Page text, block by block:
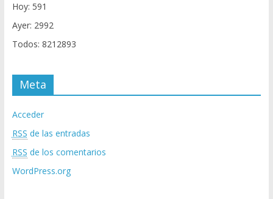
Hoy: 591
Ayer: 2992
Todos: 8212893
Meta
Acceder
RSS de las entradas
RSS de los comentarios
WordPress.org